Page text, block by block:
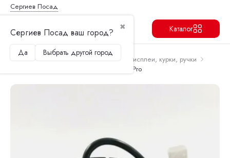
Сергиев Посад
✖
Сергиев Посад ваш город?
Да Выбрать другой город
Каталог
Главная Запчасти и аксессуары
Дисплеи, курки, ручки
Курок газа в сборе Kugoo HX, Kugoo HX Pro
Продолжить Перейти в корзину